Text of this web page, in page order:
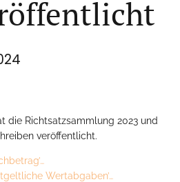
die Richtsatzsammlung 2023 und
veröffentlicht.
Wertabgaben’…